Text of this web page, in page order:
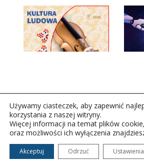
Copyright © 2026Polskie Radio Rzeszów
Wszelkie prawa zastrzeżone.
Używamy ciasteczek, aby zapewnić
korzystania z naszej witryny.
Więcej informacji na temat plików
oraz możliwości ich wyłączenia
Akceptuj Odrzuć Ustawienia